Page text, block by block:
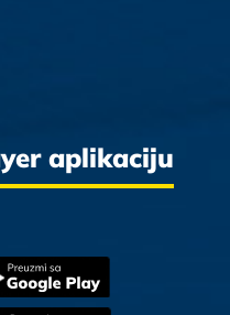
aplikaciju